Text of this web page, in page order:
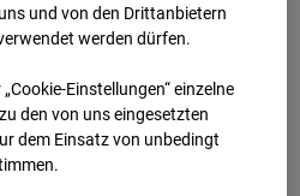
07:30
und von den Drittanbietern
werden dürfen.
Einstellungen“ einzelne
den von uns eingesetzten
dem Einsatz von unbedingt